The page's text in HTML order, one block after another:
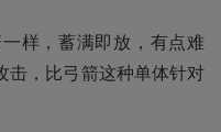
样，蓄满即放，有点难
击，比弓箭这种单体针对